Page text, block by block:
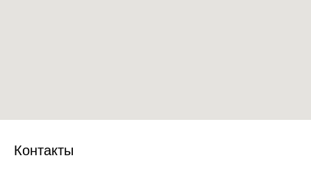
Контакты